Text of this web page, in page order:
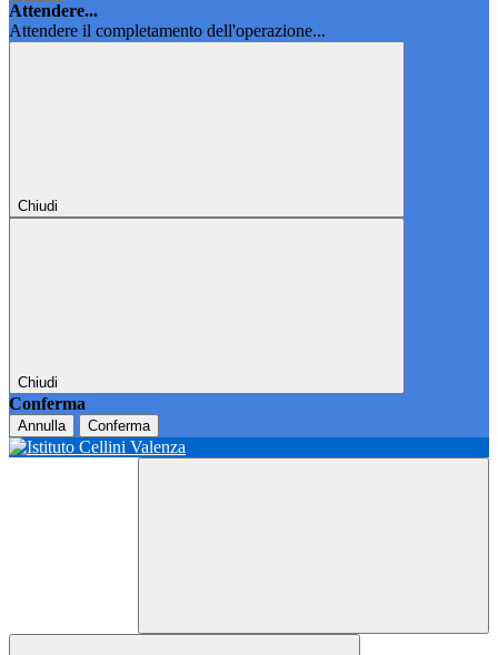
Attendere...
Attendere il completamento dell'operazione...
Chiudi
Chiudi
Conferma
Annulla Conferma